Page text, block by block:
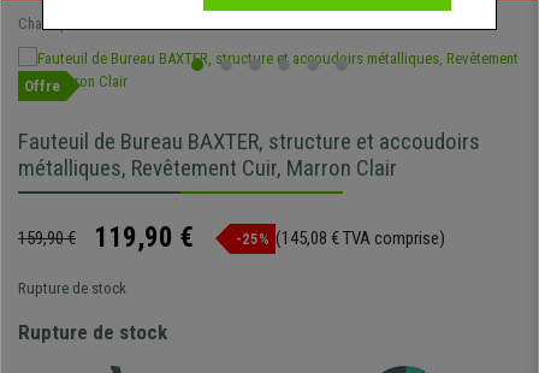
Chaisepro
Offre
Fauteuil de Bureau BAXTER, structure et accoudoirs
métalliques, Revêtement Cuir, Marron Clair
159,90 € 119,90 € -25% (145,08 € TVA comprise)
Rupture de stock
Rupture de stock